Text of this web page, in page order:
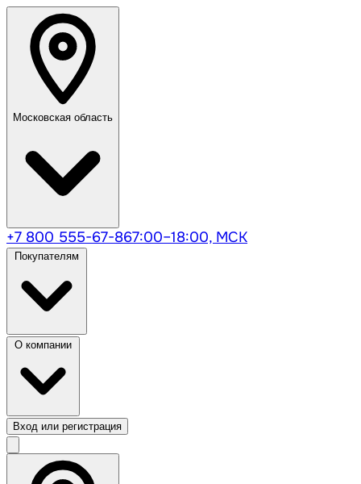
Московская область
+7 800 555-67-867:00–18:00, МСК
Вход или регистрация